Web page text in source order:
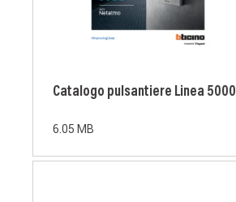
Catalogo pulsantiere Linea 5000
6.05 MB